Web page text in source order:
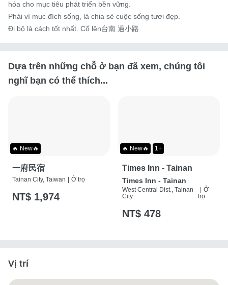
hóa cho mục tiêu phát triển bền vững.
Phải vì mục đích sống, là chia sẻ cuộc sống tươi đẹp.
Đi bộ là cách tốt nhất. Cố lên台南 過小路
Dựa trên những chỗ ở bạn đã xem, chúng tôi
nghĩ bạn có thể thích...
🔥 New🔥
一府民宿
Tainan City, Taiwan Ở trọ
NT$ 1,974
🔥 New🔥 1+
Times Inn - Tainan
Times Inn - Tainan
West Central Dist., Tainan
City
Ở
trọ
NT$ 478
Vị trí